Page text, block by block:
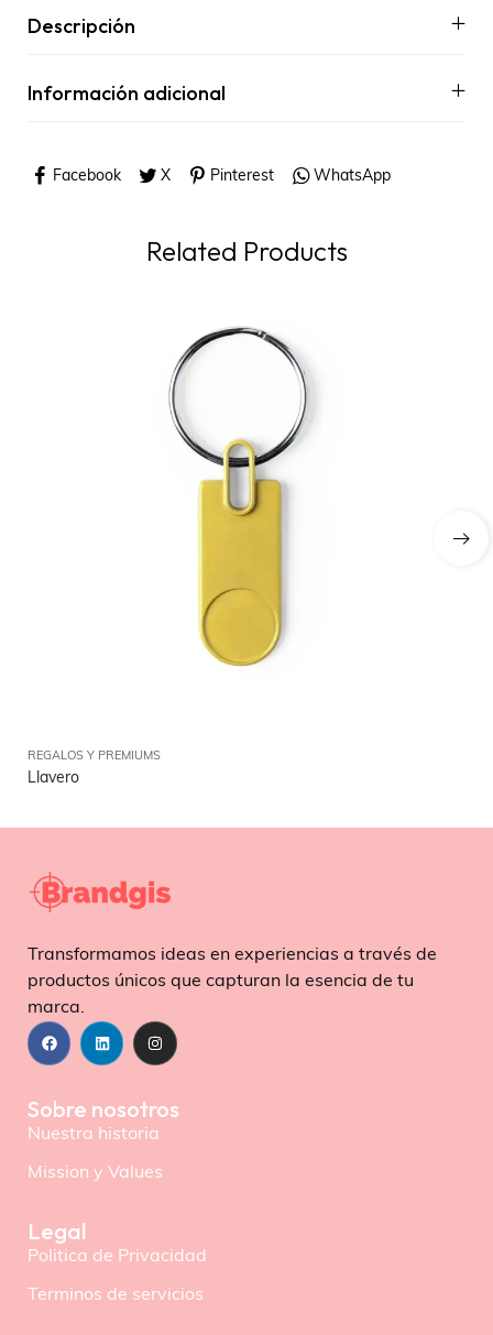
Descripción
Información adicional
Facebook X Pinterest WhatsApp
Related Products
REGALOS Y PREMIUMS
Llavero
Transformamos ideas en experiencias a través de
productos únicos que capturan la esencia de tu
marca.
Sobre nosotros
Nuestra historia
Mission y Values
Legal
Politica de Privacidad
Terminos de servicios